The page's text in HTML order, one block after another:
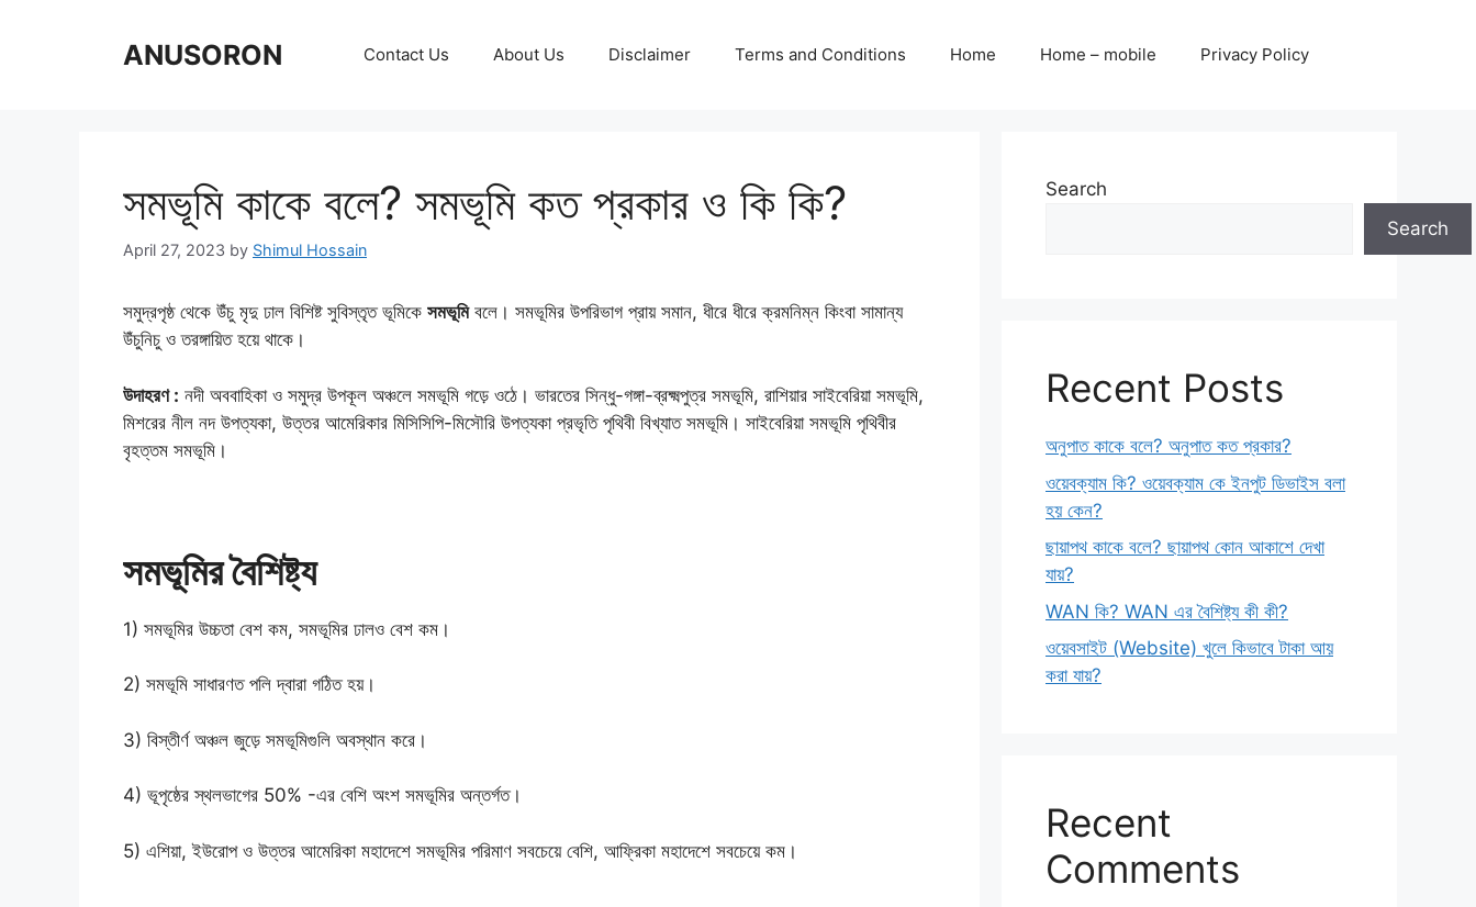
ANUSORON Contact Us About Us Disclaimer Terms and Conditions Home Home – mobile Privacy Policy
সমভূমি কাকে বলে? সমভূমি কত প্রকার ও কি কি?
April 27, 2023 by Shimul Hossain
সমুদ্রপৃষ্ঠ থেকে উঁচু মৃদু ঢাল বিশিষ্ট সুবিস্তৃত ভূমিকে সমভূমিবলে। সমভূমির উপরিভাগ প্রায় সমান, ধীরে ধীরে ক্রমনিম্ন কিংবা সামান্য
উঁচুনিচু ও তরঙ্গায়িত হয়ে থাকে।
উদাহরণ : নদী অববাহিকা ও সমুদ্র উপকূল অঞ্চলে সমভূমি গড়ে ওঠে। ভারতের সিন্ধু-গঙ্গা-ব্রক্ষ্মপুত্র সমভূমি, রাশিয়ার সাইবেরিয়া সমভূমি,
মিশরের নীল নদ উপত্যকা, উত্তর আমেরিকার মিসিসিপি-মিসৌরি উপত্যকা প্রভৃতি পৃথিবী বিখ্যাত সমভূমি। সাইবেরিয়া সমভূমি পৃথিবীর
বৃহত্তম সমভূমি।
সমভূমির বৈশিষ্ট্য
1) সমভূমির উচ্চতা বেশ কম, সমভূমির ঢালও বেশ কম।
2) সমভূমি সাধারণত পলি দ্বারা গঠিত হয়।
3) বিস্তীর্ণ অঞ্চল জুড়ে সমভূমিগুলি অবস্থান করে।
4) ভূপৃষ্ঠের স্থলভাগের 50% -এর বেশি অংশ সমভূমির অন্তর্গত।
5) এশিয়া, ইউরোপ ও উত্তর আমেরিকা মহাদেশে সমভূমির পরিমাণ সবচেয়ে বেশি, আফ্রিকা মহাদেশে সবচেয়ে কম।
Search
Search
Recent Posts
অনুপাত কাকে বলে? অনুপাত কত প্রকার?
ওয়েবক্যাম কি? ওয়েবক্যাম কে ইনপুট ডিভাইস বলা
হয় কেন?
ছায়াপথ কাকে বলে? ছায়াপথ কোন আকাশে দেখা
যায়?
WAN কি? WAN এর বৈশিষ্ট্য কী কী?
ওয়েবসাইট (Website) খুলে কিভাবে টাকা আয়
করা যায়?
Recent
Comments